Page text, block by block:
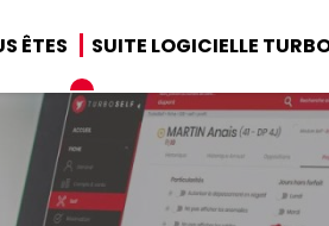
ÊTES SUITE LOGICIELLE